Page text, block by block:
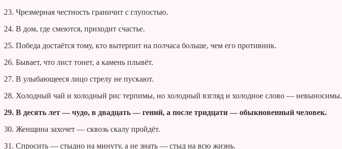
23. Чрезмерная честность граничит с глупостью.
24. В дом, где смеются, приходит счастье.
25. Победа достаётся тому, кто вытерпит на полчаса больше, чем его противник.
26. Бывает, что лист тонет, а камень плывёт.
27. В улыбающееся лицо стрелу не пускают.
28. Холодный чай и холодный рис терпимы, но холодный взгляд и холодное слово — невыносимы.
29. В десять лет — чудо, в двадцать — гений, а после тридцати — обыкновенный человек.
30. Женщина захочет — сквозь скалу пройдёт.
31. Спросить — стыдно на минуту, а не знать — стыд на всю жизнь.